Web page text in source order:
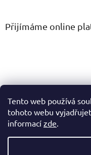
Tento web používá
tohoto webu
informací zde.
Přijímáme online